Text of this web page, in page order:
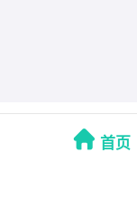
首页